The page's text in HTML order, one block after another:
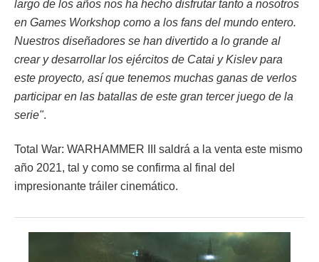
largo de los años nos ha hecho disfrutar tanto a nosotros
en Games Workshop como a los fans del mundo entero.
Nuestros diseñadores se han divertido a lo grande al
crear y desarrollar los ejércitos de Catai y Kislev para
este proyecto, así que tenemos muchas ganas de verlos
participar en las batallas de este gran tercer juego de la
serie".
Total War: WARHAMMER III saldrá a la venta este mismo
año 2021, tal y como se confirma al final del
impresionante tráiler cinemático.